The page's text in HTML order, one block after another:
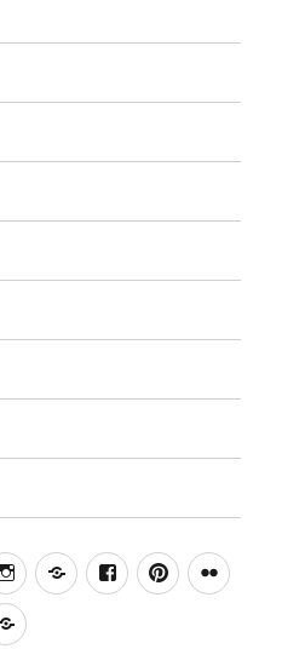
Instagram
BehanceFacebook
PinterestFlickr
Itch.io